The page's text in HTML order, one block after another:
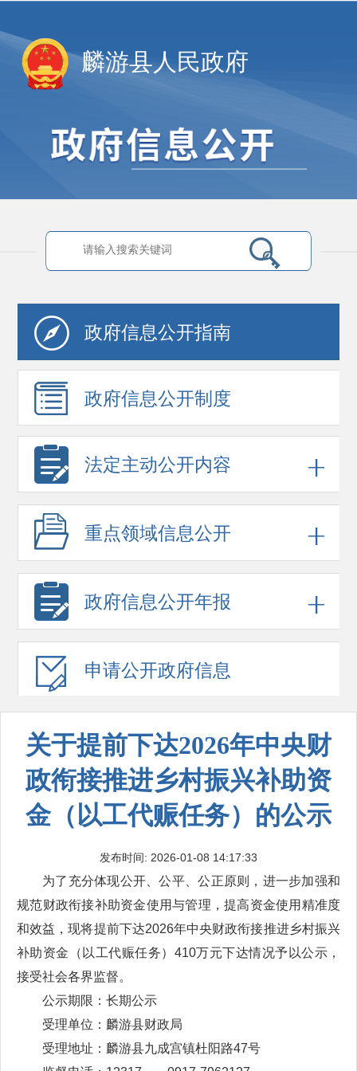
麟游县人民政府
政府信息公开指南
政府信息公开制度
法定主动公开内容
重点领域信息公开
政府信息公开年报
申请公开政府信息
关于提前下达2026年中央财
政衔接推进乡村振兴补助资
金（以工代赈任务）的公示
发布时间: 2026-01-08 14:17:33
为了充分体现公开、公平、公正原则，进一步加强和
规范财政衔接补助资金使用与管理，提高资金使用精准度
和效益，现将提前下达2026年中央财政衔接推进乡村振兴
补助资金（以工代赈任务）410万元下达情况予以公示，
接受社会各界监督。
公示期限：长期公示
受理单位：麟游县财政局
受理地址：麟游县九成宫镇杜阳路47号